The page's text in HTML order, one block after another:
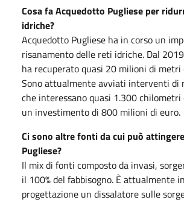
Cosa fa Acquedotto Pugliese per
idriche?
Acquedotto Pugliese ha in corso un
risanamento delle reti idriche. Dal
ha recuperato quasi 20 milioni di metri
Sono attualmente avviati interventi di
che interessano quasi 1.300
un investimento di 800 milioni di euro.
Ci sono altre fonti da cui può
Pugliese?
Il mix di fonti composto da invasi,
il 100% del fabbisogno. È attualmente
progettazione un dissalatore sulle